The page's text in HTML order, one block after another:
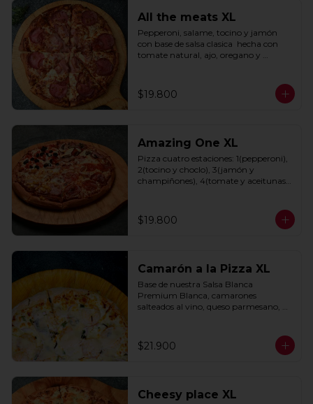
All the meats XL
Pepperoni, salame, tocino y jamón
con base de salsa clasica  hecha con
tomate natural, ajo, oregano y
$19.800
Amazing One XL
Pizza cuatro estaciones: 1(pepperoni),
2(tocino y choclo), 3(jamón y
champiñones), 4(tomate y aceitunas
oregano y especias.
$19.800
Camarón a la Pizza XL
Base de nuestra Salsa Blanca
Premium Blanca, camarones
salteados al vino, queso parmesano,
$21.900
Cheesy place XL